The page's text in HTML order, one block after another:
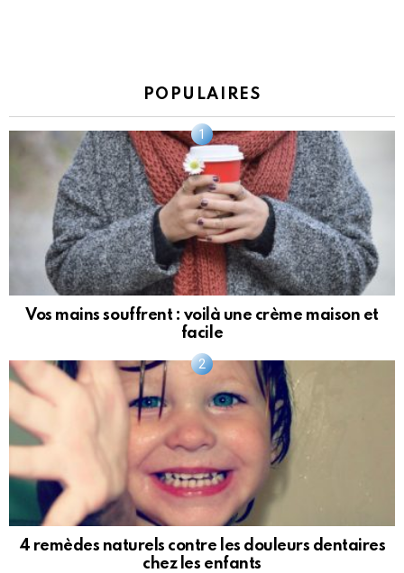
POPULAIRES
Vos mains souffrent : voilà une crème maison et
facile
4 remèdes naturels contre les douleurs dentaires
chez les enfants